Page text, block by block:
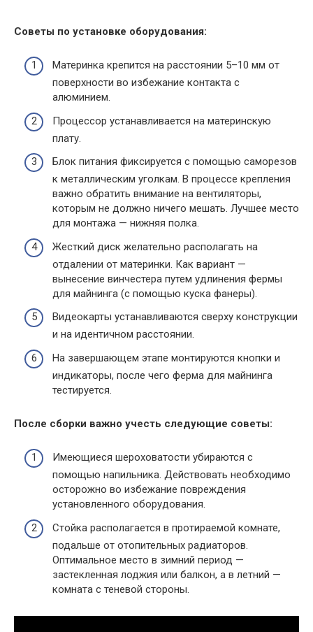
Советы по установке оборудования:
Материнка крепится на расстоянии 5–10 мм от
поверхности во избежание контакта с
алюминием.
Процессор устанавливается на материнскую
плату.
Блок питания фиксируется с помощью саморезов
к металлическим уголкам. В процессе крепления
важно обратить внимание на вентиляторы,
которым не должно ничего мешать. Лучшее место
для монтажа — нижняя полка.
Жесткий диск желательно располагать на
отдалении от материнки. Как вариант —
вынесение винчестера путем удлинения фермы
для майнинга (с помощью куска фанеры).
Видеокарты устанавливаются сверху конструкции
и на идентичном расстоянии.
На завершающем этапе монтируются кнопки и
индикаторы, после чего ферма для майнинга
тестируется.
После сборки важно учесть следующие советы:
Имеющиеся шероховатости убираются с
помощью напильника. Действовать необходимо
осторожно во избежание повреждения
установленного оборудования.
Стойка располагается в протираемой комнате,
подальше от отопительных радиаторов.
Оптимальное место в зимний период —
застекленная лоджия или балкон, а в летний —
комната с теневой стороны.